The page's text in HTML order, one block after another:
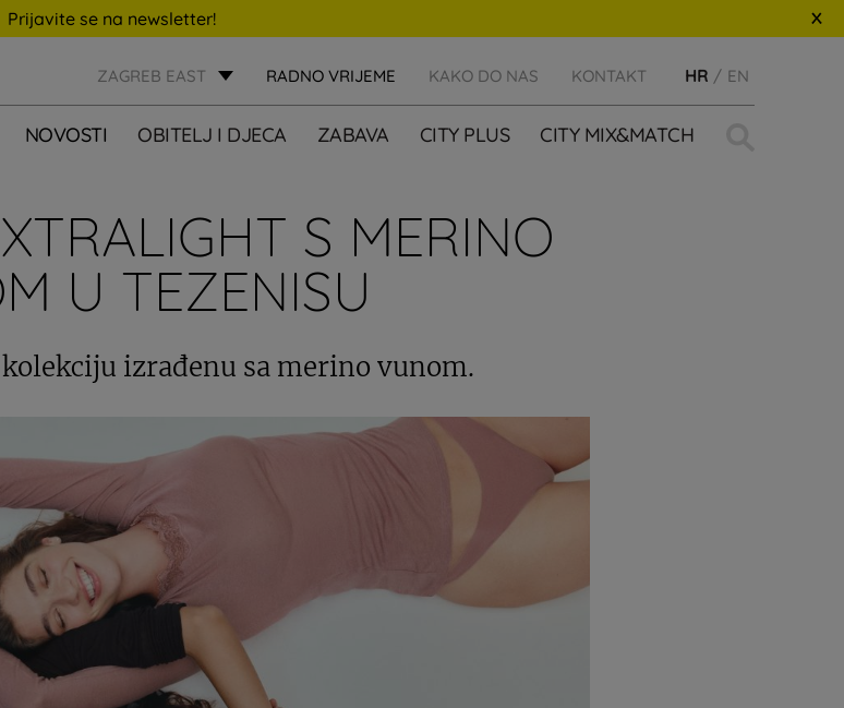
Prijavite se na newsletter!
ZAGREB EAST RADNO VRIJEME KAKO DO NAS KONTAKT HR EN
NOVOSTI OBITELJ I DJECA ZABAVA CITY PLUS CITY MIX&MATCH
S MERINO
U TEZENISU
izrađenu sa merino vunom.